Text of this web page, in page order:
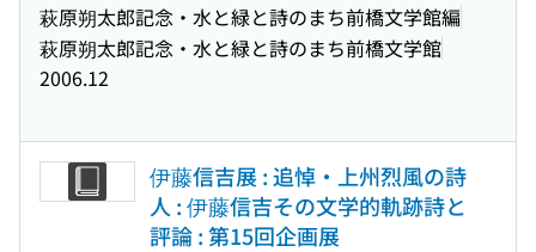
萩原朔太郎記念・水と緑と詩のまち前橋文学館編
萩原朔太郎記念・水と緑と詩のまち前橋文学館
2006.12
伊藤信吉展 : 追悼・上州烈風の詩
人 : 伊藤信吉その文学的軌跡詩と
評論 : 第15回企画展